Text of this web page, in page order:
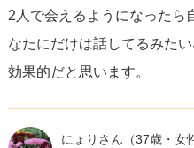
2人で会えるようになったら
なたにだけは話してるみた
効果的だと思います。
にょりさん （37歳・女